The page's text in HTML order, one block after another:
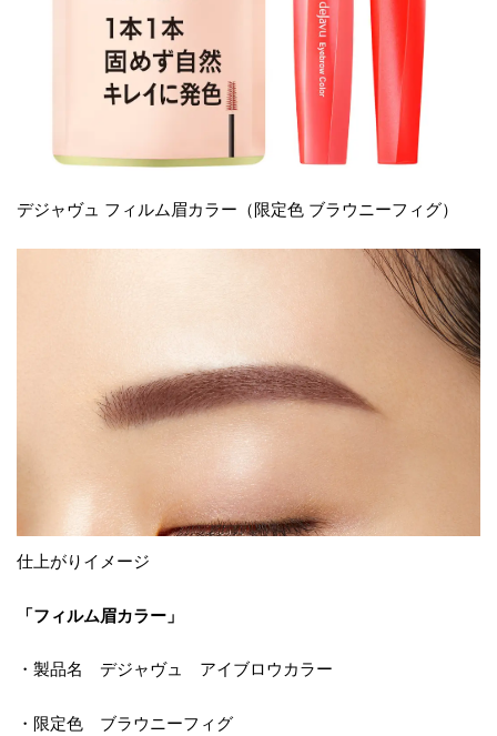
デジャヴュ フィルム眉カラー（限定色 ブラウニーフィグ）
仕上がりイメージ
「フィルム眉カラー」
・製品名 デジャヴュ アイブロウカラー
・限定色 ブラウニーフィグ